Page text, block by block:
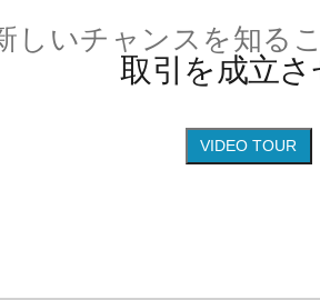
しいチャンスを知る
取引を成立さ
VIDEO TOUR